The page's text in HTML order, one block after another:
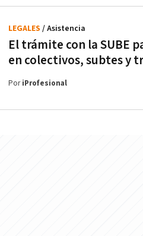
El trámite con la SUBE
en colectivos, subtes y
LEGALES / Asistencia
PoriProfesional